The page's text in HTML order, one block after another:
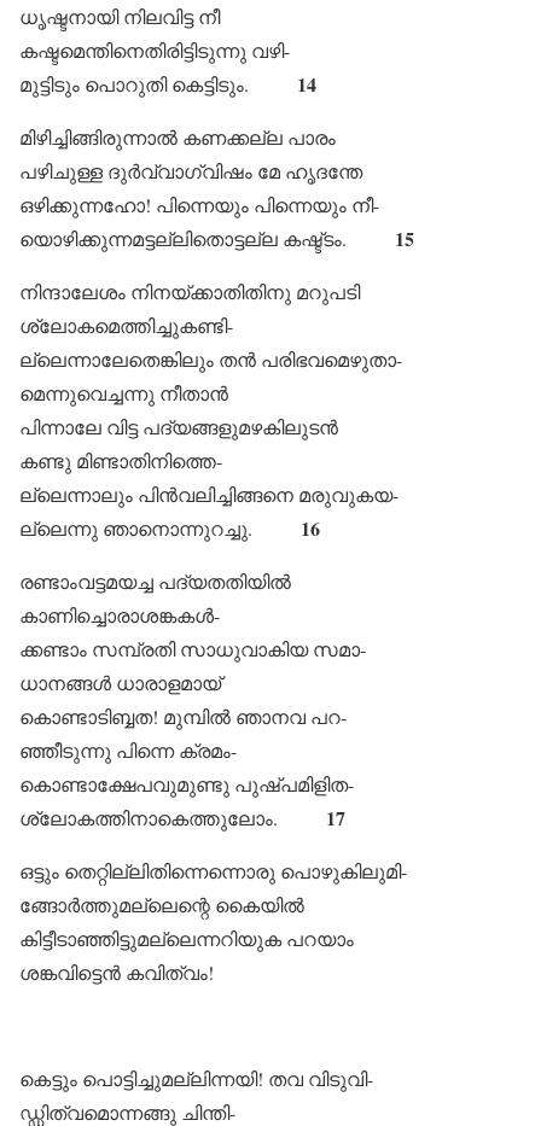
ധൃഷ്ടനായി നിലവിട്ട നീ
കഷ്ടമെന്തിനെതിരിട്ടിടുന്നു വഴി-
മുട്ടിടും പൊറുതി കെട്ടിടും.
14
മിഴിച്ചിങ്ങിരുന്നാൽ കണക്കല്ല പാരം
പഴിചുള്ള ദുർവ്വാഗ്വിഷം മേ ഹൃദന്തേ
ഒഴിക്കുന്നഹോ! പിന്നെയും പിന്നെയും നീ-
യൊഴിക്കുന്നമട്ടല്ലിതൊട്ടല്ല കഷ്ട്ടം.
15
നിന്ദാലേശം നിനയ്ക്കാതിതിനു മറുപടി
ശ്ലോകമെത്തിച്ചുകണ്ടി-
ല്ലെന്നാലേതെങ്കിലും തൻ പരിഭവമെഴുതാ-
മെന്നുവെച്ചന്നു നീതാൻ
പിന്നാലേ വിട്ട പദ്യങ്ങളുമഴകിലുടൻ
കണ്ടു മിണ്ടാതിനിത്തെ-
ല്ലെന്നാലും പിൻവലിച്ചിങ്ങനെ മരുവുകയ-
ല്ലെന്നു ഞാനൊന്നുറച്ചു.
16
രണ്ടാംവട്ടമയച്ച പദ്യതതിയിൽ
കാണിച്ചൊരാശങ്കകൾ-
ക്കണ്ടാം സമ്പ്രതി സാധുവാകിയ സമാ-
ധാനങ്ങൾ ധാരാളമായ്
കൊണ്ടാടിബ്ബത! മുമ്പിൽ ഞാനവ പറ-
ഞ്ഞീടുന്നു പിന്നെ ക്രമം-
കൊണ്ടാക്ഷേപവുമുണ്ടു പുഷ്പമിളിത-
ശ്ലോകത്തിനാകെത്തുലോം.
17
ഒട്ടും തെറ്റില്ലിതിന്നെന്നൊരു പൊഴുകിലുമി-
ങ്ങോർത്തുമല്ലെന്റെ കൈയിൽ
കിട്ടീടാഞ്ഞിട്ടുമല്ലെന്നറിയുക പറയാം
ശങ്കവിട്ടെൻ കവിത്വം!
കെട്ടും പൊട്ടിച്ചുമല്ലിന്നയി! തവ വിടുവി‌-
ഡ്ഡിത്വമൊന്നങ്ങു ചിന്തി‌-